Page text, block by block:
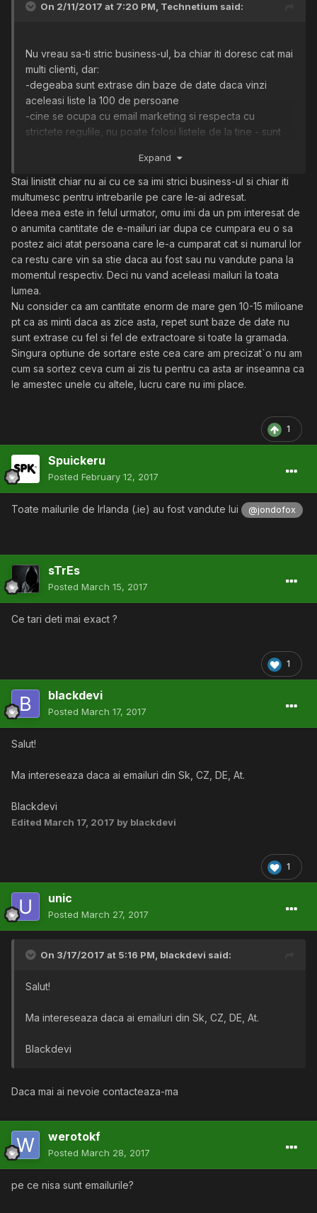
On 2/11/2017 at 7:20 PM, Technetium said:
Nu vreau sa-ti stric business-ul, ba chiar iti doresc cat mai
multi clienti, dar:
-degeaba sunt extrase din baze de date daca vinzi
aceleasi liste la 100 de persoane
-cine se ocupa cu email marketing si respecta cu
strictete regulile, nu poate folosi listele de la tine - sunt
cum le-ai achizitionat si daca oamenii si-au dat acceptul
ca email-urile sa le fie folosite in scopuri comerciale)
E un plus ca le ai sortate pe tari, saituri de unde au fost
extrase, etc. Iti recomand sa le sortezi pe nise, adult,
gaming, gambling, etc. Daca poti sa faci si sortare dupa
sex si varsta, sunt sigur ca ai avea foarte multi clienti.
SPOR LA VANZARI!
Expand
Stai linistit chiar nu ai cu ce sa imi strici business-ul si chiar iti
multumesc pentru intrebarile pe care le-ai adresat.
Ideea mea este in felul urmator, omu imi da un pm interesat de
o anumita cantitate de e-mailuri iar dupa ce cumpara eu o sa
postez aici atat persoana care le-a cumparat cat si numarul lor
ca restu care vin sa stie daca au fost sau nu vandute pana la
momentul respectiv. Deci nu vand aceleasi mailuri la toata
lumea.
Nu consider ca am cantitate enorm de mare gen 10-15 milioane
pt ca as minti daca as zice asta, repet sunt baze de date nu
sunt extrase cu fel si fel de extractoare si toate la gramada.
Singura optiune de sortare este cea care am precizat`o nu am
cum sa sortez ceva cum ai zis tu pentru ca asta ar inseamna ca
le amestec unele cu altele, lucru care nu imi place.
1
Spuickeru
Posted February 12, 2017
Toate mailurile de Irlanda (.ie) au fost vandute lui @jondofox
sTrEs
Posted March 15, 2017
Ce tari deti mai exact ?
1
blackdevi
Posted March 17, 2017
Salut!
Ma intereseaza daca ai emailuri din Sk, CZ, DE, At.
Blackdevi
Edited March 17, 2017 by blackdevi
1
unic
Posted March 27, 2017
On 3/17/2017 at 5:16 PM, blackdevi said:
Salut!
Ma intereseaza daca ai emailuri din Sk, CZ, DE, At.
Blackdevi
Daca mai ai nevoie contacteaza-ma
werotokf
Posted March 28, 2017
pe ce nisa sunt emailurile?